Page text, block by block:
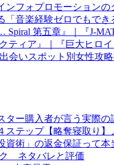
フォプロモーションの
音楽経験ゼロでもで
Spiral 第五章』｜『J-
ティア』｜『巨大ヒロ
会いスポット別女性
ター購入者が言う実際の
ステップ【略奪寝取り
術」の返金保証って本
ネタバレと評価